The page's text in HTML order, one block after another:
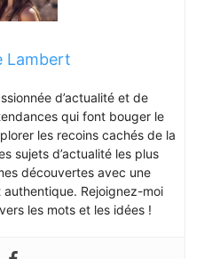
Lambert
d’actualité et de
qui font bouger le
les recoins cachés de la
sujets d’actualité les plus
découvertes avec une
Rejoignez-moi
les mots et les idées !